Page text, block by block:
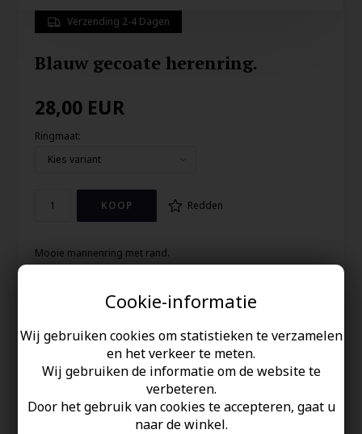
Cookie-informatie
Wij gebruiken cookies om statistieken te verzamelen
en het verkeer te meten.
Wij gebruiken de informatie om de website te
verbeteren.
Door het gebruik van cookies te accepteren, gaat u
naar de winkel.
Verzending 2-4 Dagen
Blauw gecoate herenring.
28,00 EUR
Ringmaat:
Redden
Mooie mannenring met rand.
De ring is 8 mm breed van maat 9 tot 13 en 6 mm breed van
Uw veiligheid
100% nikkelvrij sieraden